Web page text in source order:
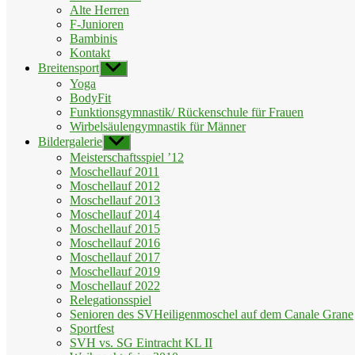
Alte Herren
F-Junioren
Bambinis
Kontakt
Breitensport Untermenü
anzeigen
Yoga
BodyFit
Funktionsgymnastik/ Rückenschule für Frauen
Wirbelsäulengymnastik für Männer
Bildergalerie Untermenü
anzeigen
Meisterschaftsspiel ’12
Moschellauf 2011
Moschellauf 2012
Moschellauf 2013
Moschellauf 2014
Moschellauf 2015
Moschellauf 2016
Moschellauf 2017
Moschellauf 2019
Moschellauf 2022
Relegationsspiel
Senioren des SVHeiligenmoschel auf dem Canale Grane
Sportfest
SVH vs. SG Eintracht KL II